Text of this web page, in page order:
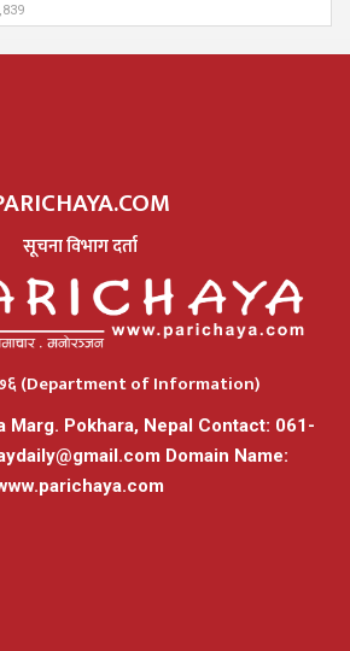
सूचना विभाग दर्ता
(Department of Information)
Marg. Pokhara, Nepal Contact: 061-
Domain Name: